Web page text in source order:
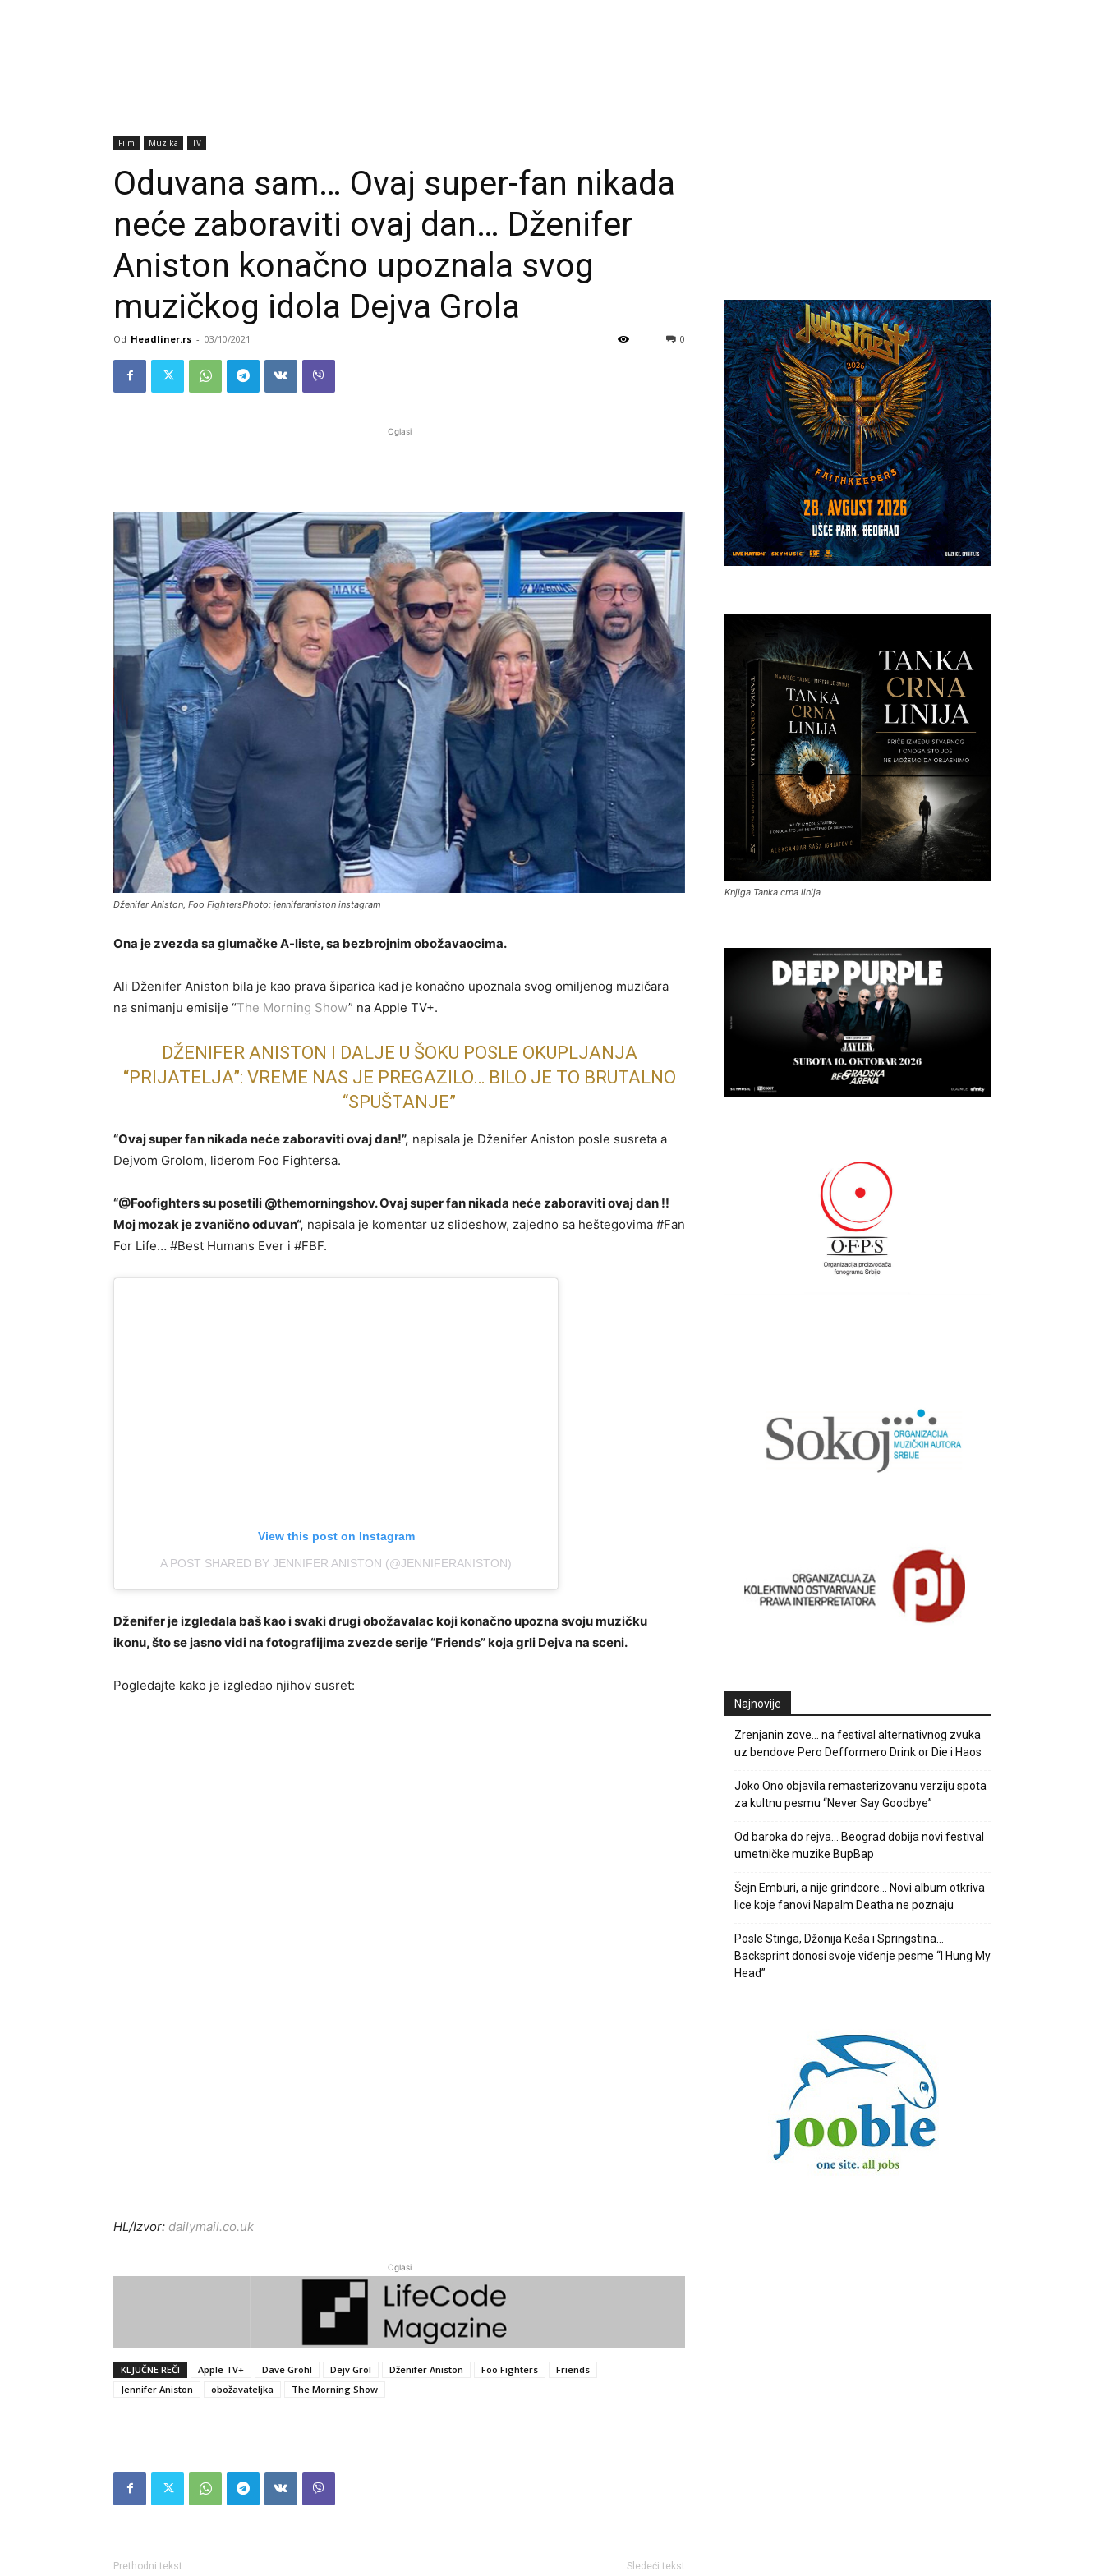
Film Muzika TV
Oduvana sam… Ovaj super-fan nikada
neće zaboraviti ovaj dan… Dženifer
Aniston konačno upoznala svog
muzičkog idola Dejva Grola
Od Headliner.rs - 03/10/2021 0
Oglasi
Dženifer Aniston, Foo FightersPhoto: jenniferaniston instagram
Ona je zvezda sa glumačke A-liste, sa bezbrojnim obožavaocima.
Ali Dženifer Aniston bila je kao prava šiparica kad je konačno upoznala svog omiljenog muzičara
na snimanju emisije “The Morning Show” na Apple TV+.
DŽENIFER ANISTON I DALJE U ŠOKU POSLE OKUPLJANJA
“PRIJATELJA”: VREME NAS JE PREGAZILO… BILO JE TO BRUTALNO
“SPUŠTANJE”
“Ovaj super fan nikada neće zaboraviti ovaj dan!”, napisala je Dženifer Aniston posle susreta a
Dejvom Grolom, liderom Foo Fightersa.
“@Foofighters su posetili @themorningshov. Ovaj super fan nikada neće zaboraviti ovaj dan !!
Moj mozak je zvanično oduvan“, napisala je komentar uz slideshow, zajedno sa heštegovima #Fan
For Life… #Best Humans Ever i #FBF.
View this post on Instagram
A POST SHARED BY JENNIFER ANISTON (@JENNIFERANISTON)
Dženifer je izgledala baš kao i svaki drugi obožavalac koji konačno upozna svoju muzičku
ikonu, što se jasno vidi na fotografijima zvezde serije “Friends” koja grli Dejva na sceni.
Pogledajte kako je izgledao njihov susret:
HL/Izvor: dailymail.co.uk
Oglasi
KLJUČNE REČI Apple TV+ Dave Grohl Dejv Grol Dženifer Aniston Foo Fighters
Friends
Jennifer Aniston
obožavateljka The Morning Show
Prethodni tekst Sledeći tekst
Knjiga Tanka crna linija
Najnovije
Zrenjanin zove… na festival alternativnog zvuka
uz bendove Pero Defformero Drink or Die i Haos
Joko Ono objavila remasterizovanu verziju spota
za kultnu pesmu “Never Say Goodbye”
Od baroka do rejva… Beograd dobija novi festival
umetničke muzike BupBap
Šejn Emburi, a nije grindcore… Novi album otkriva
lice koje fanovi Napalm Deatha ne poznaju
Posle Stinga, Džonija Keša i Springstina…
Backsprint donosi svoje viđenje pesme “I Hung My
Head”